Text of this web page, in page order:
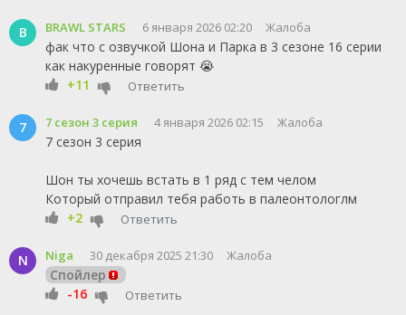
B BRAWL STARS 6 января 2026 02:20 Жалоба
фак что с озвучкой Шона и Парка в 3 сезоне 16 серии
как накуренные говорят 😭
+11
Ответить
7 7 сезон 3 серия 4 января 2026 02:15 Жалоба
7 сезон 3 серия
Шон ты хочешь встать в 1 ряд с тем челом
Который отправил тебя работь в палеонтологлм
+2
Ответить
N Niga 30 декабря 2025 21:30 Жалоба
Спойлер
-16
Ответить